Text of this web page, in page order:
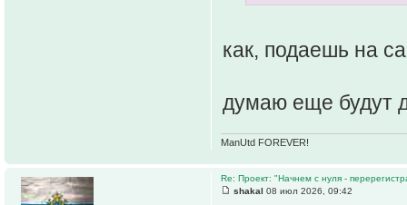
как, подаешь на
думаю еще будут
ManUtd FOREVER!
Re: Проект: "Начнем с нуля -
shakal 08 июл 2026, 09:42